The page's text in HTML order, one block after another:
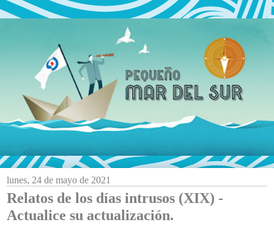
lunes, 24 de mayo de 2021
Relatos de los días intrusos (XIX) -
Actualice su actualización.